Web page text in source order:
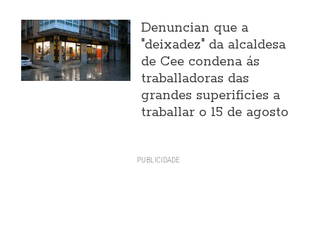
Denuncian que a
"deixadez" da alcaldesa
de Cee condena ás
traballadoras das
grandes superificies a
traballar o 15 de agosto